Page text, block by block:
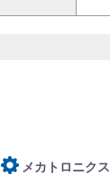
メカトロニクス